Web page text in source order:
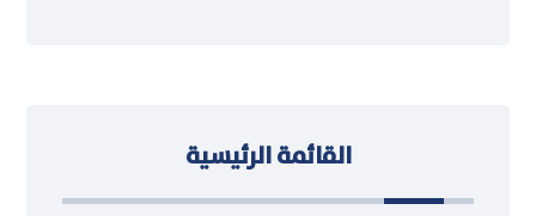
القائمة الرئيسية